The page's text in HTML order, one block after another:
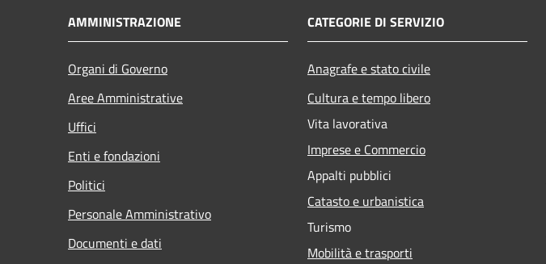
AMMINISTRAZIONE
Organi di Governo
Aree Amministrative
Uffici
Enti e fondazioni
Politici
Personale Amministrativo
Documenti e dati
CATEGORIE DI SERVIZIO
Anagrafe e stato civile
Cultura e tempo libero
Vita lavorativa
Imprese e Commercio
Appalti pubblici
Catasto e urbanistica
Turismo
Mobilità e trasporti